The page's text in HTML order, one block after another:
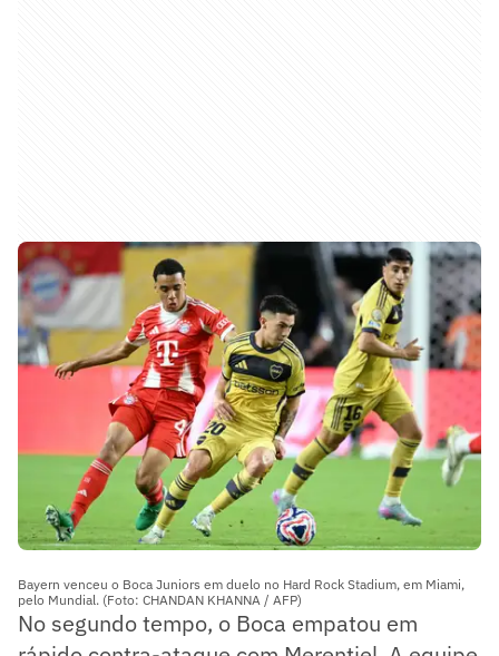
Bayern venceu o Boca Juniors em duelo no Hard Rock Stadium, em Miami,
pelo Mundial. (Foto: CHANDAN KHANNA / AFP)
No segundo tempo, o Boca empatou em